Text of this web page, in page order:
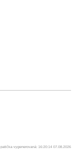
patička vygenerovaná: 16:20:14 07.08.2026